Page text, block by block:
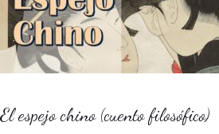
El espejo chino (cuento filosófico)